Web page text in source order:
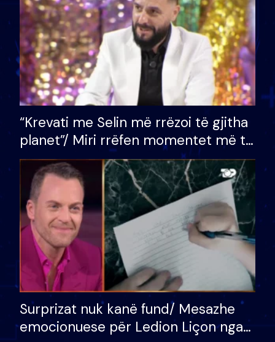
“Krevati me Selin më rrëzoi të gjitha
planet”/ Miri rrëfen momentet më të
bukura në shtëpinë e BB VIP: Do më
mungojë zilja e mëngjesit kur…
Surprizat nuk kanë fund/ Mesazhe
emocionuese për Ledion Liçon nga